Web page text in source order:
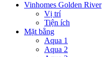
Vinhomes Golden River
Vị trí
Tiện ích
Mặt bằng
Aqua 1
Aqua 2